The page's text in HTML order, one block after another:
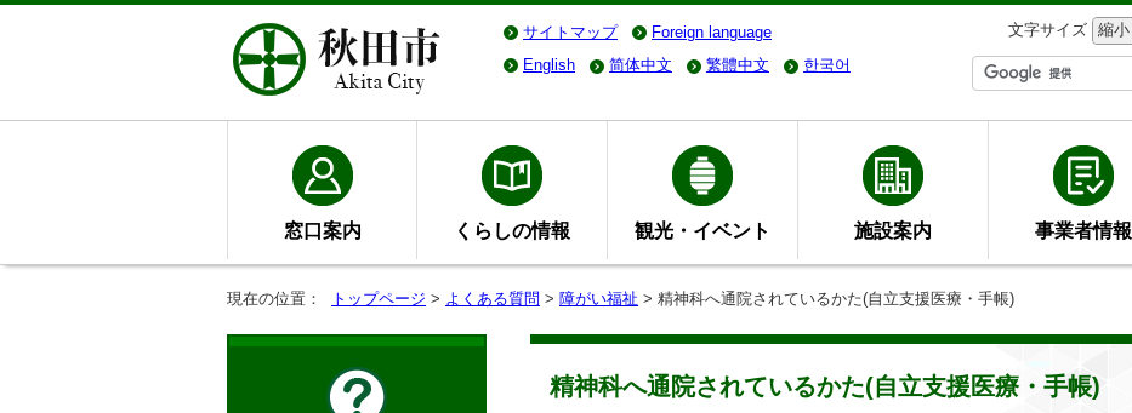
サイトマップ Foreign language 文字サイズ 縮小
English
简体中文 繁體中文 한국어
窓口案内 くらしの情報 観光・イベント 施設案内 事業者情報
現在の位置： トップページ > よくある質問 > 障がい福祉 > 精神科へ通院されているかた(自立支援医療・手帳)
精神科へ通院されているかた(自立支援医療・手帳)